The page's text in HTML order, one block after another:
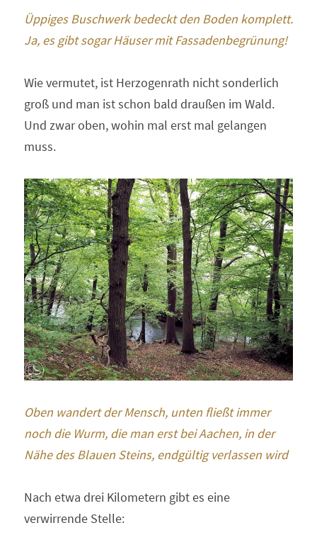
Üppiges Buschwerk bedeckt den Boden komplett.
Ja, es gibt sogar Häuser mit Fassadenbegrünung!
Wie vermutet, ist Herzogenrath nicht sonderlich
groß und man ist schon bald draußen im Wald.
Und zwar oben, wohin mal erst mal gelangen
muss.
Oben wandert der Mensch, unten fließt immer
noch die Wurm, die man erst bei Aachen, in der
Nähe des Blauen Steins, endgültig verlassen wird
Nach etwa drei Kilometern gibt es eine
verwirrende Stelle: